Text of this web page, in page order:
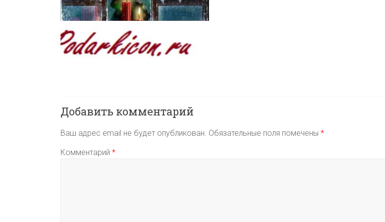
Добавить комментарий
Ваш адрес email не будет опубликован. Обязательные поля помечены *
Комментарий *